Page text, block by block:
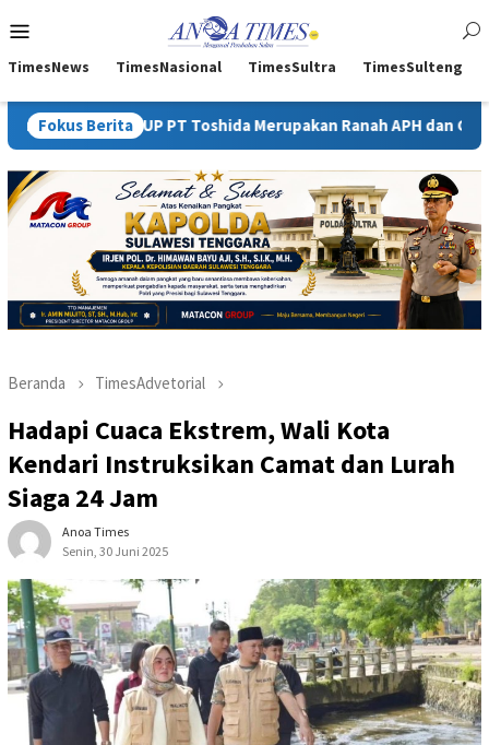
ke
Mobile
TimesNews TimesNasional TimesSultra TimesSulteng
Fokus Berita
IUP PT Toshida Merupakan Ranah APH dan Gakkum ESDM
Beranda TimesAdvetorial
Hadapi Cuaca Ekstrem, Wali Kota
Kendari Instruksikan Camat dan Lurah
Siaga 24 Jam
Anoa Times
Senin, 30 Juni 2025